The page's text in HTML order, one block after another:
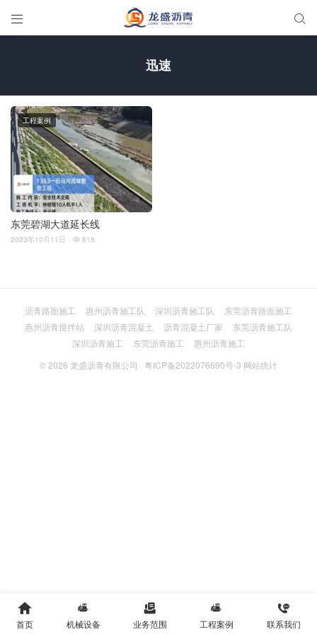
 
迅速
东莞碧湖大道延长线
工程案例
2023年10月11日  618
沥青路面施工 惠州沥青施工队 深圳沥青施工队
东莞沥青路面施工
惠州沥青搅拌站
深圳沥青混凝土 沥青混凝土厂家
东莞沥青施工队
深圳沥青施工
东莞沥青施工
惠州沥青施工
© 2026 龙盛沥青有限公司 粤ICP备2022076690号-3 网站统计

首页

机械设备

业务范围

工程案例

联系我们